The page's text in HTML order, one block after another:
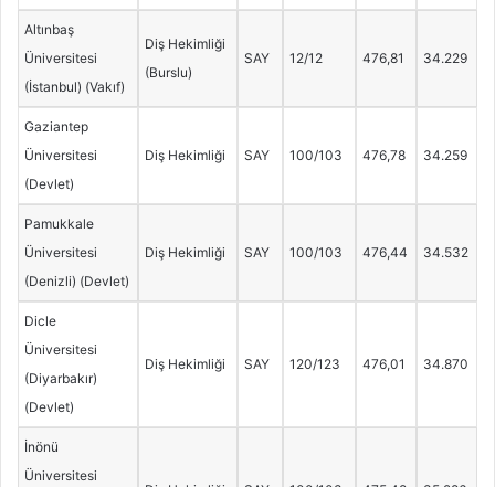
Altınbaş
Üniversitesi
(İstanbul) (Vakıf)
Diş Hekimliği
(Burslu)
SAY 12/12 476,81 34.229
Gaziantep
Üniversitesi
(Devlet)
Diş Hekimliği SAY 100/103 476,78 34.259
Pamukkale
Üniversitesi
(Denizli) (Devlet)
Diş Hekimliği SAY 100/103 476,44 34.532
Dicle
Üniversitesi
(Diyarbakır)
(Devlet)
Diş Hekimliği SAY 120/123 476,01 34.870
İnönü
Üniversitesi